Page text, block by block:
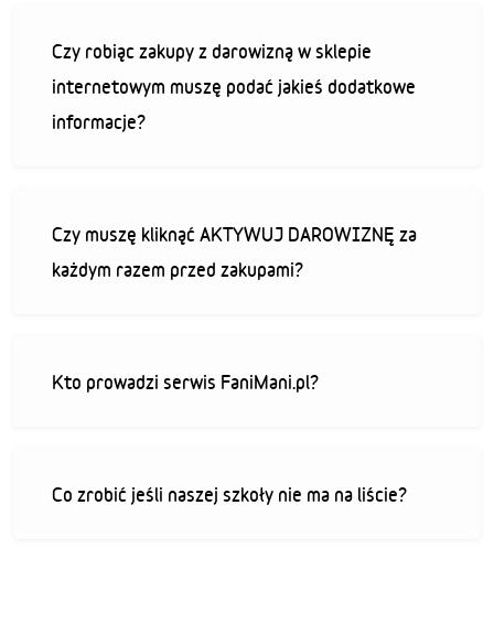
Czy robiąc zakupy z darowizną w sklepie
internetowym muszę podać jakieś dodatkowe
informacje?
Czy muszę kliknąć AKTYWUJ DAROWIZNĘ za
każdym razem przed zakupami?
Kto prowadzi serwis FaniMani.pl?
Co zrobić jeśli naszej szkoły nie ma na liście?